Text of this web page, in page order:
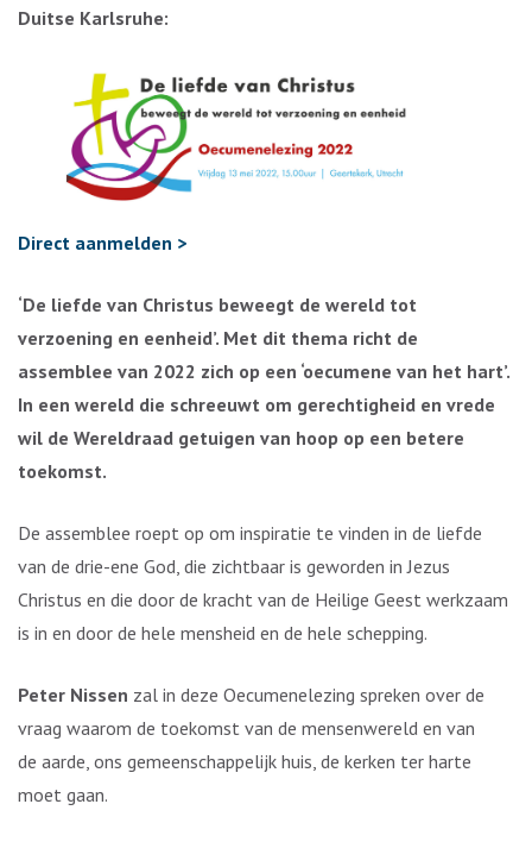
Duitse Karlsruhe:
Direct aanmelden >
‘De liefde van Christus beweegt de wereld tot
verzoening en eenheid’. Met dit thema richt de
assemblee van 2022 zich op een ‘oecumene van het hart’.
In een wereld die schreeuwt om gerechtigheid en vrede
wil de Wereldraad getuigen van hoop op een betere
toekomst.
De assemblee roept op om inspiratie te vinden in de liefde
van de drie-ene God, die zichtbaar is geworden in Jezus
Christus en die door de kracht van de Heilige Geest werkzaam
is in en door de hele mensheid en de hele schepping.
Peter Nissen zal in deze Oecumenelezing spreken over de
vraag waarom de toekomst van de mensenwereld en van
de aarde, ons gemeenschappelijk huis, de kerken ter harte
moet gaan.